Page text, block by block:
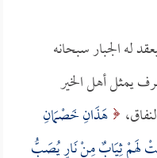
له الجبار سبحانه
يمثل أهل الخير
هَذَانِ خَصْمَانِ
لَهمْ ثِيَابٌ مِنْ نَارٍ يُصَبُّ